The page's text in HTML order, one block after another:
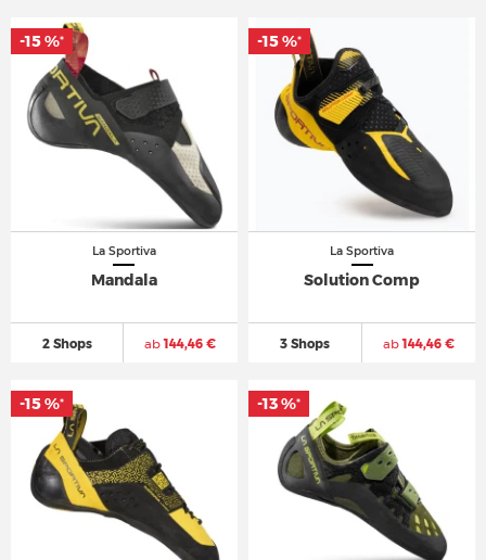
La Sportiva
Mandala
2 Shops ab144,46 €
-15 %*
La Sportiva
Solution Comp
3 Shops ab144,46 €
-15 %*
-15 %* -13 %*